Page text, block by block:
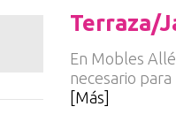
Terraza/
En Mobles
necesario
[Más]